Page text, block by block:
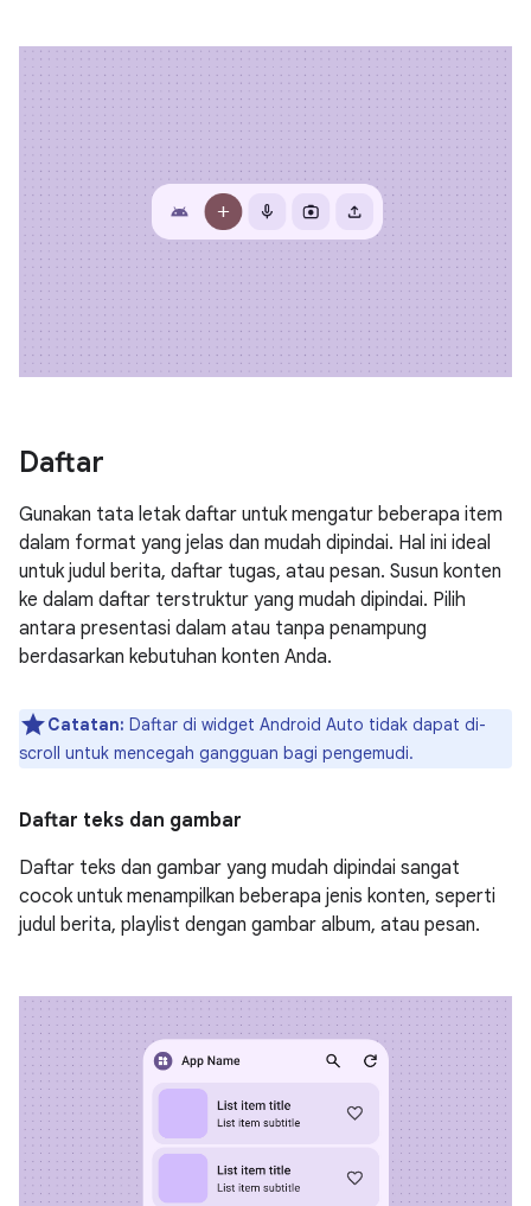
Daftar
Gunakan tata letak daftar untuk mengatur beberapa item
dalam format yang jelas dan mudah dipindai. Hal ini ideal
untuk judul berita, daftar tugas, atau pesan. Susun konten
ke dalam daftar terstruktur yang mudah dipindai. Pilih
antara presentasi dalam atau tanpa penampung
berdasarkan kebutuhan konten Anda.
Catatan: Daftar di widget Android Auto tidak dapat di-
scroll untuk mencegah gangguan bagi pengemudi.
Daftar teks dan gambar
Daftar teks dan gambar yang mudah dipindai sangat
cocok untuk menampilkan beberapa jenis konten, seperti
judul berita, playlist dengan gambar album, atau pesan.